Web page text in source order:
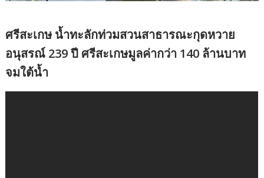
ศรีสะเกษ น้ำทะลักท่วมสวนสาธารณะกุดหวาย
อนุสรณ์ 239 ปี ศรีสะเกษมูลค่ากว่า 140 ล้านบาท
จมใต้น้ำ